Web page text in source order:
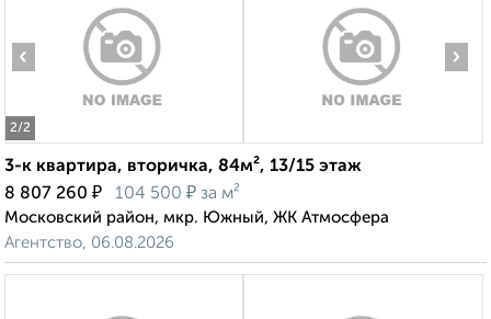
2/2
‹ ›
3-к квартира, вторичка, 84м², 13/15 этаж
8 807 260 ₽ 104 500 ₽ за м²
Московский район, мкр. Южный, ЖК Атмосфера
Агентство, 06.08.2026